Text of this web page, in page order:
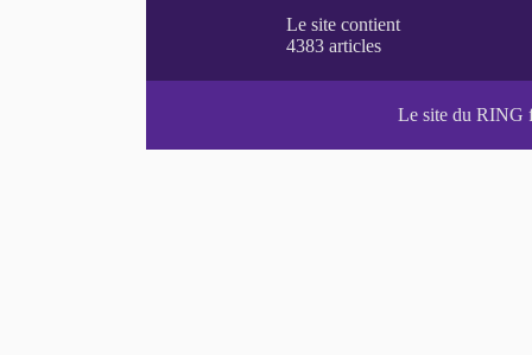
Le site du RING